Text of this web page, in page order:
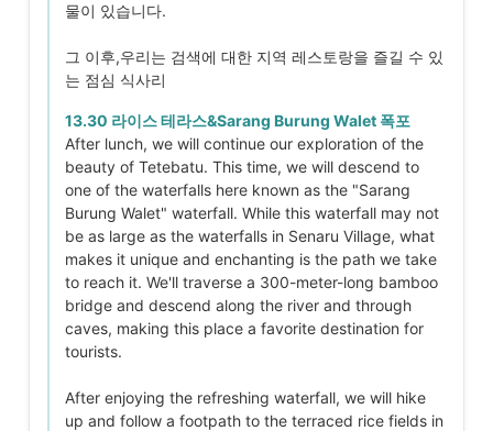
물이 있습니다.
그 이후,우리는 검색에 대한 지역 레스토랑을 즐길 수 있
는 점심 식사리
13.30 라이스 테라스&Sarang Burung Walet 폭포
After lunch, we will continue our exploration of the
beauty of Tetebatu. This time, we will descend to
one of the waterfalls here known as the "Sarang
Burung Walet" waterfall. While this waterfall may not
be as large as the waterfalls in Senaru Village, what
makes it unique and enchanting is the path we take
to reach it. We'll traverse a 300-meter-long bamboo
bridge and descend along the river and through
caves, making this place a favorite destination for
tourists.
After enjoying the refreshing waterfall, we will hike
up and follow a footpath to the terraced rice fields in